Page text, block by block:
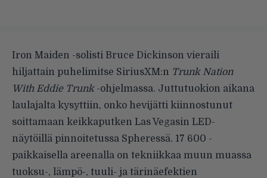
Iron Maiden -solisti Bruce Dickinson vieraili
hiljattain puhelimitse SiriusXM:n Trunk Nation
With Eddie Trunk-ohjelmassa. Juttutuokion aikana
laulajalta kysyttiin, onko hevijätti kiinnostunut
soittamaan keikkaputken Las Vegasin LED-
näytöillä pinnoitetussa Spheressä. 17 600 -
paikkaisella areenalla on tekniikkaa muun muassa
tuoksu-, lämpö-, tuuli- ja tärinäefektien